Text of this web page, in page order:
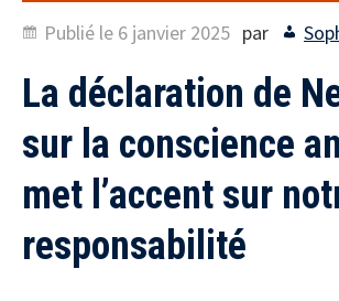
Publié le 6 janvier 2025 par
La déclaration de
sur la conscience
met l’accent sur
responsabilité